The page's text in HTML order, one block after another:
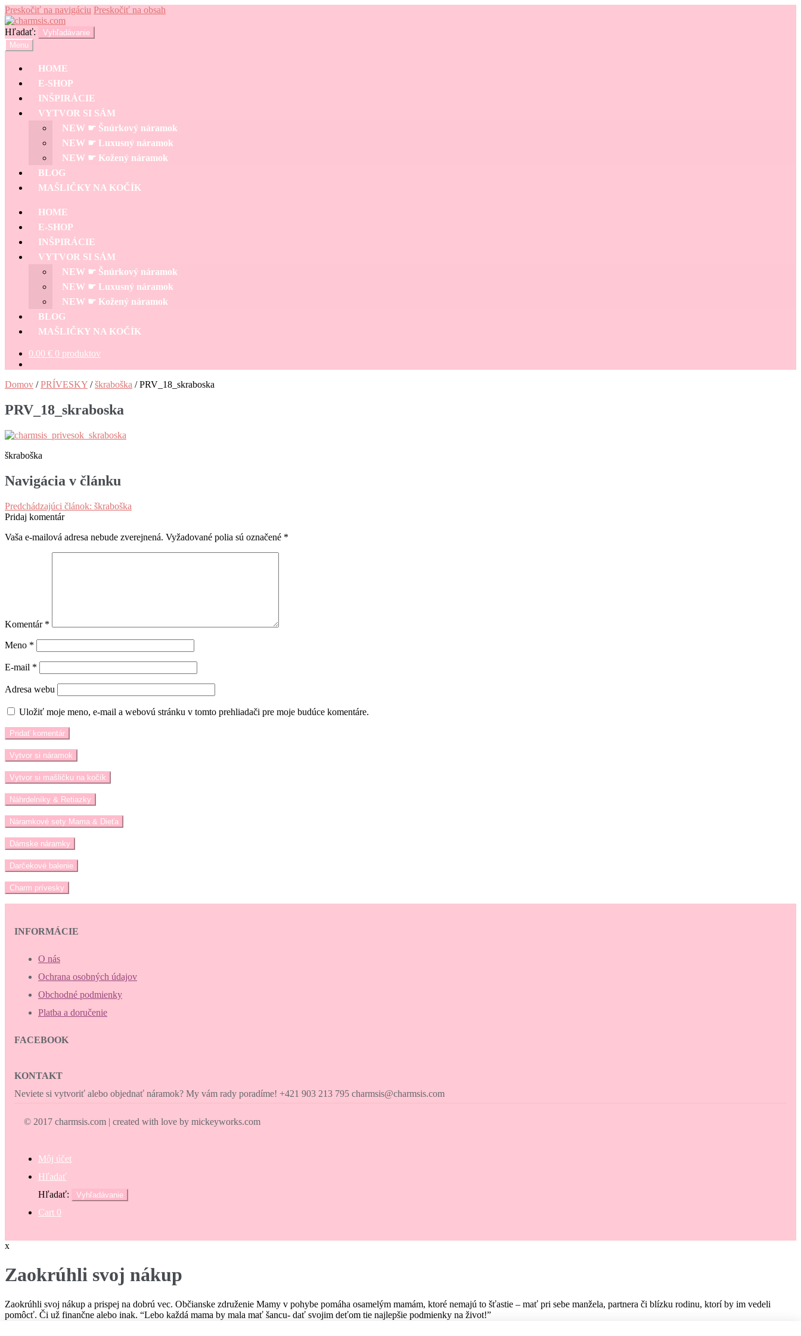
Preskočiť na navigáciu Preskočiť na obsah
Hľadať:
Vyhľadávanie
Menu
HOME
E-SHOP
INŠPIRÁCIE
VYTVOR SI SÁM
NEW ☛ Šnúrkový náramok
NEW ☛ Luxusný náramok
NEW ☛ Kožený náramok
BLOG
MAŠLIČKY NA KOČÍK
HOME
E-SHOP
INŠPIRÁCIE
VYTVOR SI SÁM
NEW ☛ Šnúrkový náramok
NEW ☛ Luxusný náramok
NEW ☛ Kožený náramok
BLOG
MAŠLIČKY NA KOČÍK
0.00 € 0 produktov
Domov /PRÍVESKY /škraboška /PRV_18_skraboska
PRV_18_skraboska
škraboška
Navigácia v článku
Predchádzajúci článok: škraboška
Pridaj komentár
Vaša e-mailová adresa nebude zverejnená. Vyžadované polia sú označené *
Komentár *
Meno *
E-mail *
Adresa webu
Uložiť moje meno, e-mail a webovú stránku v tomto prehliadači pre moje budúce komentáre.
Vytvor si náramok
Vytvor si mašličku na kočík
Náhrdelníky & Retiazky
Náramkové sety Mama & Dieťa
Dámske náramky
Darčekové balenie
Charm prívesky
INFORMÁCIE
O nás
Ochrana osobných údajov
Obchodné podmienky
Platba a doručenie
FACEBOOK
KONTAKT
Neviete si vytvoriť alebo objednať náramok? My vám rady poradíme! +421 903 213 795 charmsis@charmsis.com
© 2017 charmsis.com | created with love by mickeyworks.com
Môj účet
Hľadať
Hľadať:
Vyhľadávanie
Cart 0
x
Zaokrúhli svoj nákup
Zaokrúhli svoj nákup a prispej na dobrú vec. Občianske združenie Mamy v pohybe pomáha osamelým mamám, ktoré nemajú to šťastie – mať pri sebe manžela, partnera či blízku rodinu, ktorí by im vedeli
pomôcť. Či už finančne alebo inak. “Lebo každá mama by mala mať šancu- dať svojim deťom tie najlepšie podmienky na život!”